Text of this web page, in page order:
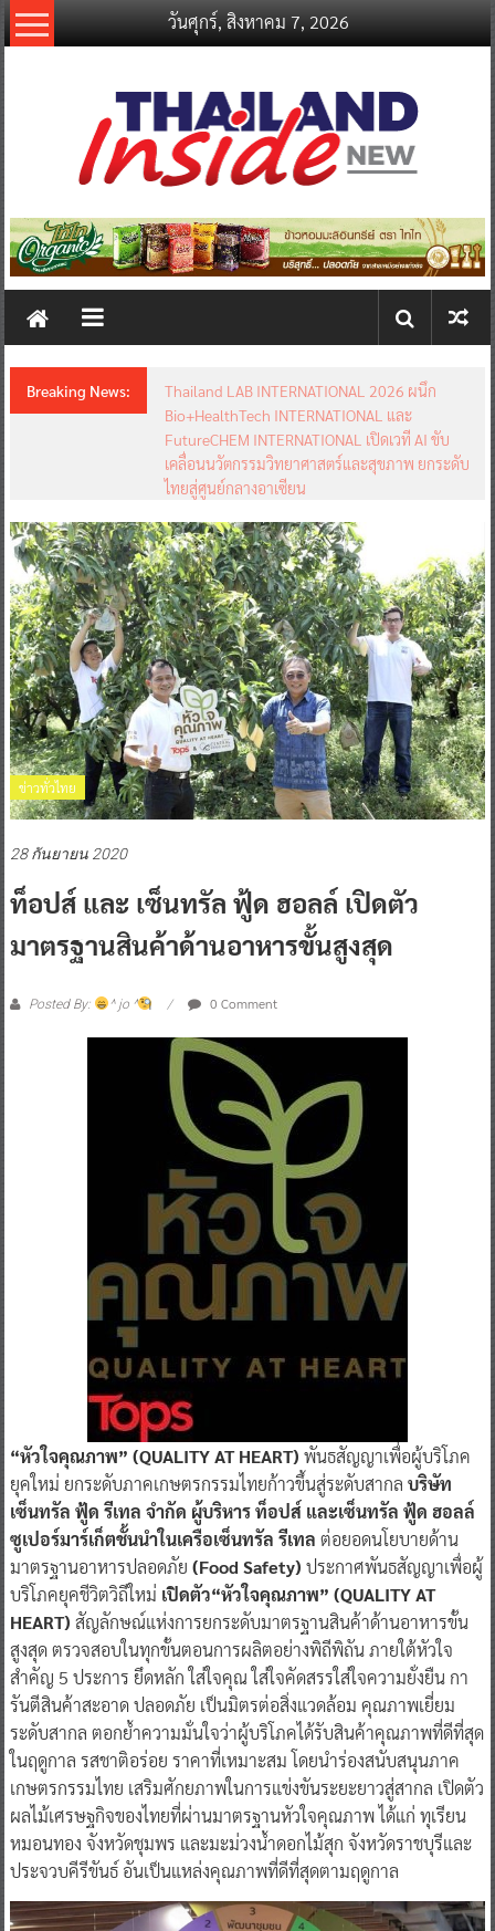
Skip
to
วันศุกร์, สิงหาคม 7, 2026
thailandinsidenew.com
Thailand
New
Breaking News:
อินฟอร์มา มาร์เก็ตส์ ผนึกเครือข่ายธุรกิจท่องเที่ยว-
บริการ จัด Food & Hospitality Thailand 2026
เชื่อม 4 งานใหญ่ สร้างโอกาสธุรกิจครบวงจร
ข่าวทั่วไทย
28 กันยายน 2020
ท็อปส์ และ เซ็นทรัล ฟู้ด ฮอลล์ เปิดตัว
มาตรฐานสินค้าด้านอาหารขั้นสูงสุด
Posted By: ^ jo ^ 0 Comment
“หัวใจคุณภาพ” (QUALITY AT HEART)
ยุคใหม่ ยกระดับภาคเกษตรกรรมไทยก้าวขึ้นสู่ระดับสากล
เซ็นทรัล ฟู้ด รีเทล จำกัด ผู้บริหาร ท็อปส์ และเซ็นทรัล ฟู้ด ฮอลล์
ซูเปอร์มาร์เก็ตชั้นนำในเครือเซ็นทรัล รีเทลต่อยอดนโยบายด้าน
มาตรฐานอาหารปลอดภัย (Food Safety) ประกาศพันธสัญญาเพื่อผู้
บริโภคยุคชีวิตวิถีใหม่เปิดตัว“หัวใจคุณภาพ” (QUALITY AT
HEART)สัญลักษณ์แห่งการยกระดับมาตรฐานสินค้าด้านอาหารขั้น
สูงสุด ตรวจสอบในทุกขั้นตอนการผลิตอย่างพิถีพิถัน ภายใต้หัวใจ
สำคัญ 5 ประการ ยึดหลัก ใส่ใจคุณ ใส่ใจคัดสรรใส่ใจความยั่งยืน กา
รันตีสินค้าสะอาด ปลอดภัย เป็นมิตรต่อสิ่งแวดล้อม คุณภาพเยี่ยม
ระดับสากล ตอกย้ำความมั่นใจว่าผู้บริโภคได้รับสินค้าคุณภาพที่ดีที่สุด
ในฤดูกาล รสชาติอร่อย ราคาที่เหมาะสม โดยนำร่องสนับสนุนภาค
เกษตรกรรมไทย เสริมศักยภาพในการแข่งขันระยะยาวสู่สากล เปิดตัว
ผลไม้เศรษฐกิจของไทยที่ผ่านมาตรฐานหัวใจคุณภาพ ได้แก่ ทุเรียน
หมอนทอง จังหวัดชุมพร และมะม่วงน้ำดอกไม้สุก จังหวัดราชบุรีและ
ประจวบคีรีขันธ์ อันเป็นแหล่งคุณภาพที่ดีที่สุดตามฤดูกาล